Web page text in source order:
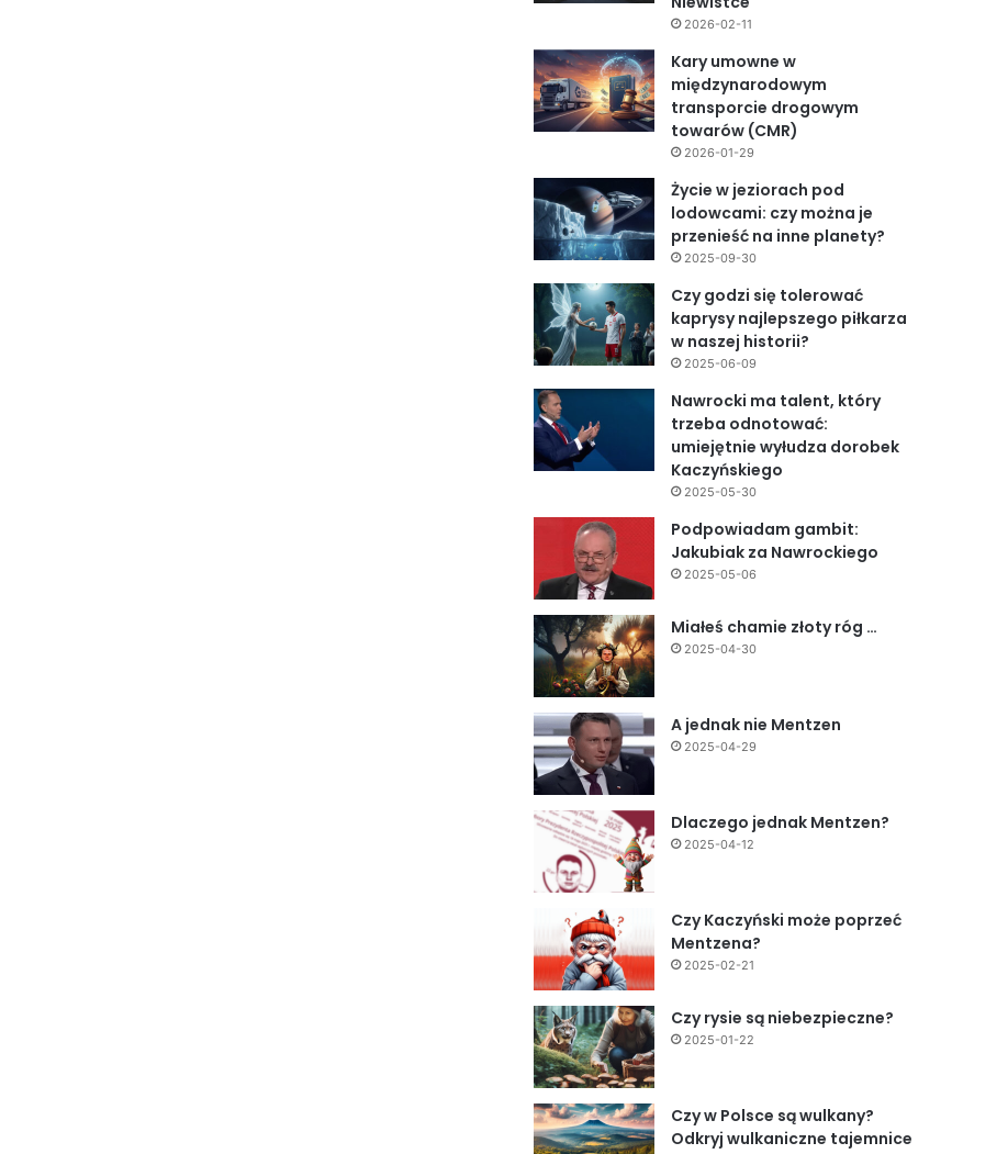
2026-02-11
Kary umowne w
międzynarodowym
transporcie drogowym
towarów (CMR)
2026-01-29
Życie w jeziorach pod
lodowcami: czy można je
przenieść na inne planety?
2025-09-30
Czy godzi się tolerować
kaprysy najlepszego piłkarza
w naszej historii?
2025-06-09
Nawrocki ma talent, który
trzeba odnotować:
umiejętnie wyłudza dorobek
Kaczyńskiego
2025-05-30
Podpowiadam gambit:
Jakubiak za Nawrockiego
2025-05-06
Miałeś chamie złoty róg …
2025-04-30
A jednak nie Mentzen
2025-04-29
Dlaczego jednak Mentzen?
2025-04-12
Czy Kaczyński może poprzeć
Mentzena?
2025-02-21
Czy rysie są niebezpieczne?
2025-01-22
Czy w Polsce są wulkany?
Odkryj wulkaniczne tajemnice